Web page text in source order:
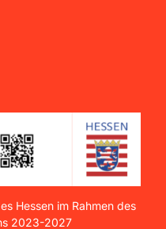
Hessen im Rahmen des
2023-2027